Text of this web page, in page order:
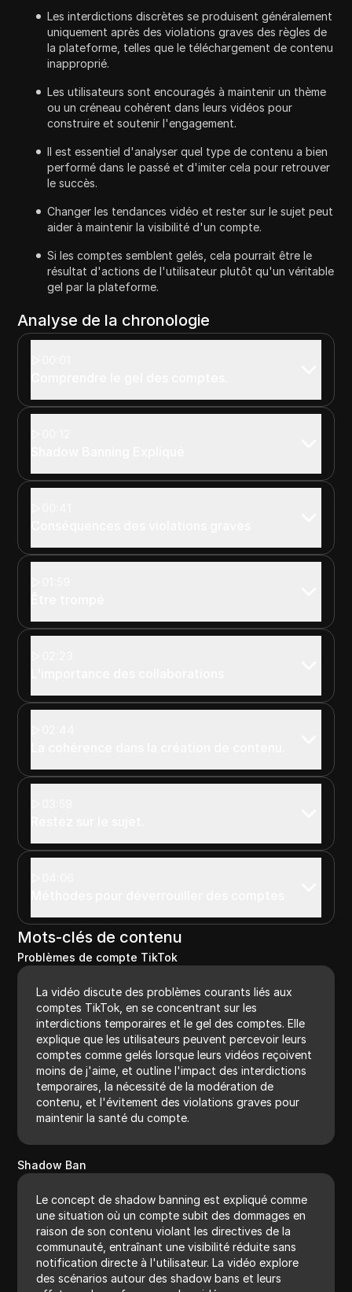
Les interdictions discrètes se produisent généralement
uniquement après des violations graves des règles de
la plateforme, telles que le téléchargement de contenu
inapproprié.
Les utilisateurs sont encouragés à maintenir un thème
ou un créneau cohérent dans leurs vidéos pour
construire et soutenir l'engagement.
Il est essentiel d'analyser quel type de contenu a bien
performé dans le passé et d'imiter cela pour retrouver
le succès.
Changer les tendances vidéo et rester sur le sujet peut
aider à maintenir la visibilité d'un compte.
Si les comptes semblent gelés, cela pourrait être le
résultat d'actions de l'utilisateur plutôt qu'un véritable
gel par la plateforme.
Analyse de la chronologie
Mots-clés de contenu
Problèmes de compte TikTok
La vidéo discute des problèmes courants liés aux
comptes TikTok, en se concentrant sur les
interdictions temporaires et le gel des comptes. Elle
explique que les utilisateurs peuvent percevoir leurs
comptes comme gelés lorsque leurs vidéos reçoivent
moins de j'aime, et outline l'impact des interdictions
temporaires, la nécessité de la modération de
contenu, et l'évitement des violations graves pour
maintenir la santé du compte.
Shadow Ban
Le concept de shadow banning est expliqué comme
une situation où un compte subit des dommages en
raison de son contenu violant les directives de la
communauté, entraînant une visibilité réduite sans
notification directe à l'utilisateur. La vidéo explore
des scénarios autour des shadow bans et leurs